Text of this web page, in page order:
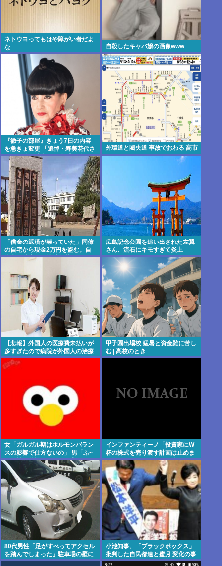
ネトウヨってもはや障がい者だよ
な
自殺したキャバ嬢の画像www
『徹子の部屋』きょう7日の内容
を急きょ変更 「追悼・寿美花代さ
ん」放送へ 当初の予定「放送日は
未定です」
外環道と圏央道 事故でおわる 高市
「借金の返済が滞っていた」同僚
の自宅から現金2万円を盗む。自
衛官の陸士長が懲戒免職に
広島記念公園を追い出された左翼
さん、流石にキモすぎて炎上
【悲報】外国人の医療費未払いが
多すぎたので病院が外国人の治療
を断るようになってしまう
甲子園出場校 猛暑と資金難に苦し
む | 高校のとき
女「ガルガル期はホルモンバラン
スの影響で仕方ないの」 男「ふ~
ん、性欲我慢できずレ●プする男
と同じだね」
インファンティーノ「投資家にW
杯の株式を売り渡す計画は止めま
す。ごめん。でも会長は続けま
す」
80代男性「足がすべってアクセル
を踏んでしまった」駐車場の壁に
衝突
小池知事、「ブラックボックス」
批判した自民都連と蜜月 変化の事
情